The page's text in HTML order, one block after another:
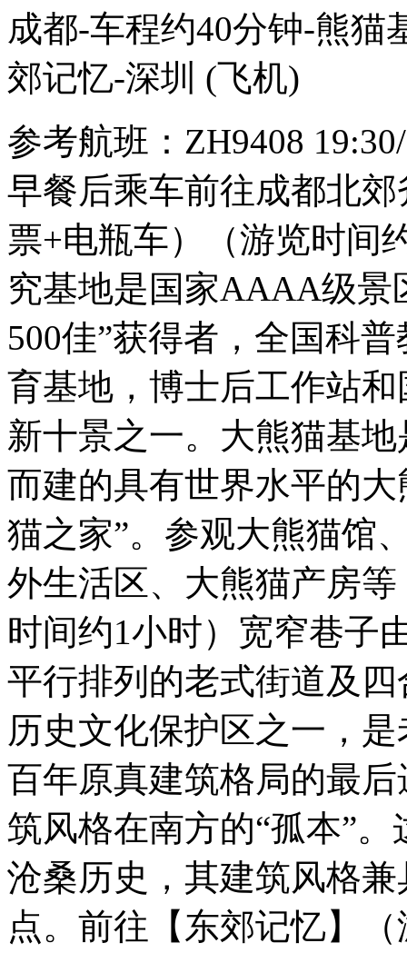
成都-车程约40分钟-熊猫
郊记忆-深圳 (飞机)
参考航班：ZH9408
早餐后乘车前往成都北
票+电瓶车）（游览时间
究基地是国家AAAA级景
500佳”获得者，全国科
育基地，博士后工作站
新十景之一。大熊猫基
而建的具有世界水平的
猫之家”。参观大熊猫馆
外生活区、大熊猫产房
时间约1小时）宽窄巷子
平行排列的老式街道及
历史文化保护区之一，
百年原真建筑格局的最
筑风格在南方的“孤本”
沧桑历史，其建筑风格
点。前往【东郊记忆】